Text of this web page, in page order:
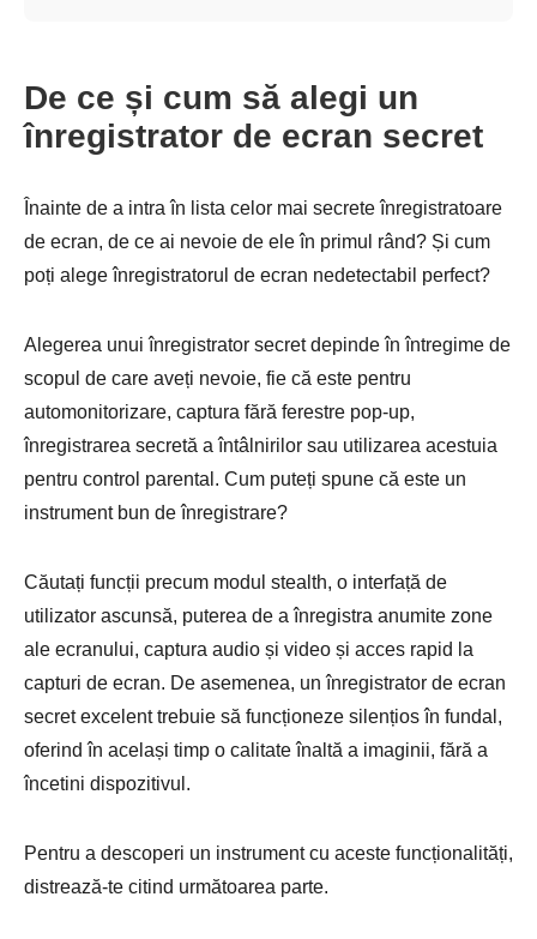
De ce și cum să alegi un
înregistrator de ecran secret
Înainte de a intra în lista celor mai secrete înregistratoare
de ecran, de ce ai nevoie de ele în primul rând? Și cum
poți alege înregistratorul de ecran nedetectabil perfect?
Alegerea unui înregistrator secret depinde în întregime de
scopul de care aveți nevoie, fie că este pentru
automonitorizare, captura fără ferestre pop-up,
înregistrarea secretă a întâlnirilor sau utilizarea acestuia
pentru control parental. Cum puteți spune că este un
instrument bun de înregistrare?
Căutați funcții precum modul stealth, o interfață de
utilizator ascunsă, puterea de a înregistra anumite zone
ale ecranului, captura audio și video și acces rapid la
capturi de ecran. De asemenea, un înregistrator de ecran
secret excelent trebuie să funcționeze silențios în fundal,
oferind în același timp o calitate înaltă a imaginii, fără a
încetini dispozitivul.
Pentru a descoperi un instrument cu aceste funcționalități,
distrează-te citind următoarea parte.